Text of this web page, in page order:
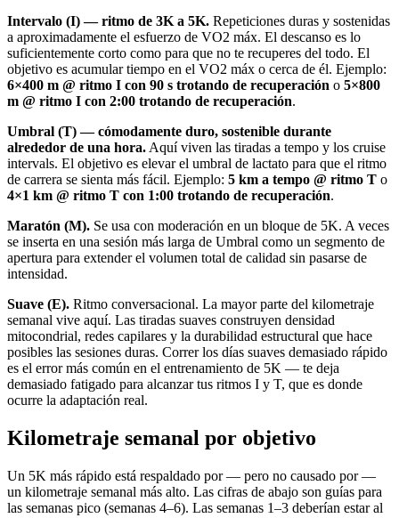
Intervalo (I) — ritmo de 3K a 5K. Repeticiones duras y sostenidas
a aproximadamente el esfuerzo de VO2 máx. El descanso es lo
suficientemente corto como para que no te recuperes del todo. El
objetivo es acumular tiempo en el VO2 máx o cerca de él. Ejemplo:
6×400 m @ ritmo I con 90 s trotando de recuperación o 5×800
m @ ritmo I con 2:00 trotando de recuperación.
Umbral (T) — cómodamente duro, sostenible durante
alrededor de una hora. Aquí viven las tiradas a tempo y los cruise
intervals. El objetivo es elevar el umbral de lactato para que el ritmo
de carrera se sienta más fácil. Ejemplo: 5 km a tempo @ ritmo T o
4×1 km @ ritmo T con 1:00 trotando de recuperación.
Maratón (M). Se usa con moderación en un bloque de 5K. A veces
se inserta en una sesión más larga de Umbral como un segmento de
apertura para extender el volumen total de calidad sin pasarse de
intensidad.
Suave (E). Ritmo conversacional. La mayor parte del kilometraje
semanal vive aquí. Las tiradas suaves construyen densidad
mitocondrial, redes capilares y la durabilidad estructural que hace
posibles las sesiones duras. Correr los días suaves demasiado rápido
es el error más común en el entrenamiento de 5K — te deja
demasiado fatigado para alcanzar tus ritmos I y T, que es donde
ocurre la adaptación real.
Kilometraje semanal por objetivo
Un 5K más rápido está respaldado por — pero no causado por —
un kilometraje semanal más alto. Las cifras de abajo son guías para
las semanas pico (semanas 4–6). Las semanas 1–3 deberían estar al